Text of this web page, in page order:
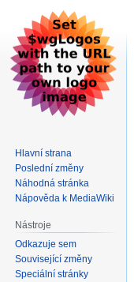
Hlavní strana
Poslední změny
Náhodná stránka
Nápověda k MediaWiki
Nástroje
Odkazuje sem
Související změny
Speciální stránky